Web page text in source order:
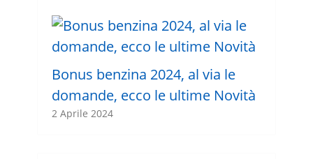
Bonus benzina 2024, al via le
domande, ecco le ultime Novità
2 Aprile 2024